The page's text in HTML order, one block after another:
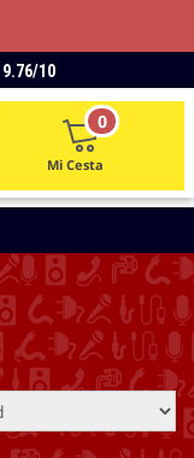
9.76/10
Mi Cesta
0